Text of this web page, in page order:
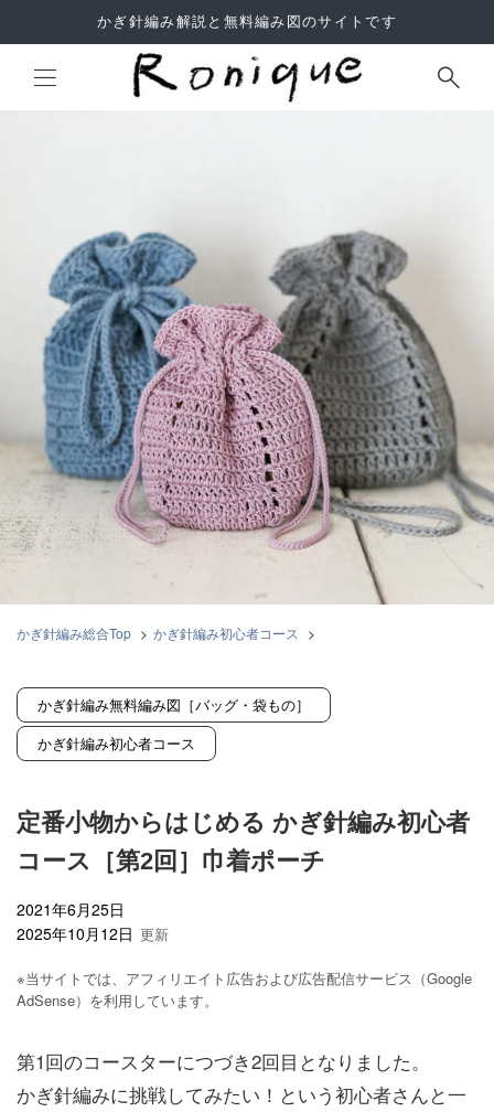
かぎ針編み解説と無料編み図のサイトです
よくあるご質問
利用規約
サイトマップ
かぎ針編み総合Top > かぎ針編み初心者コース
>
かぎ針編み無料編み図［バッグ・袋もの］
かぎ針編み初心者コース
定番小物からはじめる かぎ針編み初心者
コース［第2回］巾着ポーチ
2021年6月25日
2025年10月12日
※当サイトでは、アフィリエイト広告および広告配信サービス（Google
AdSense）を利用しています。
第1回のコースターにつづき2回目となりました。
かぎ針編みに挑戦してみたい！という初心者さんと一